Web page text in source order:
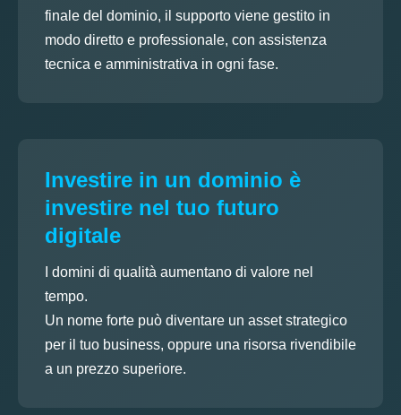
finale del dominio, il supporto viene gestito in
modo diretto e professionale, con assistenza
tecnica e amministrativa in ogni fase.
Investire in un dominio è
investire nel tuo futuro
digitale
I domini di qualità aumentano di valore nel
tempo.
Un nome forte può diventare un asset strategico
per il tuo business, oppure una risorsa rivendibile
a un prezzo superiore.